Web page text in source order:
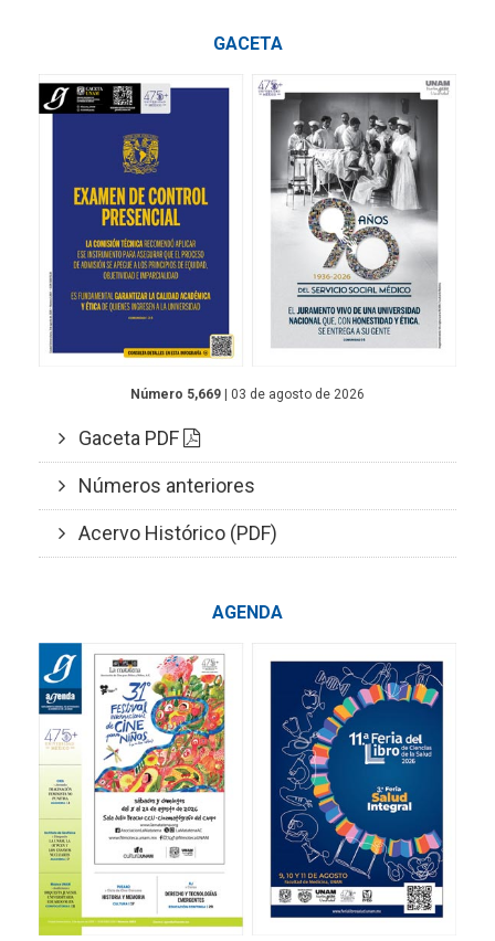
GACETA
Número 5,669 | 03 de agosto de 2026
Gaceta PDF
Números anteriores
Acervo Histórico (PDF)
AGENDA